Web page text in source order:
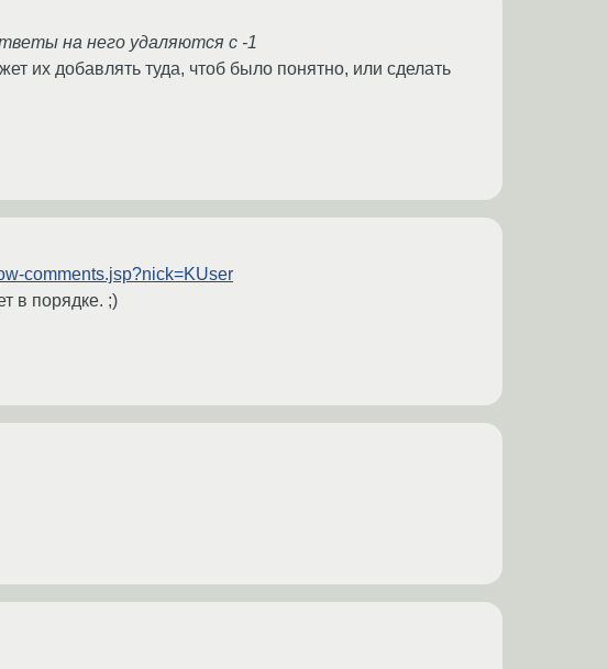
на него удаляются с -1
их добавлять туда, чтоб было понятно, или сделать
comments.jsp?nick=KUser
в порядке. ;)